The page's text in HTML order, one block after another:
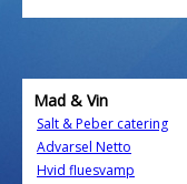
Mad & Vin
Salt & Peber catering
Advarsel Netto
Hvid fluesvamp